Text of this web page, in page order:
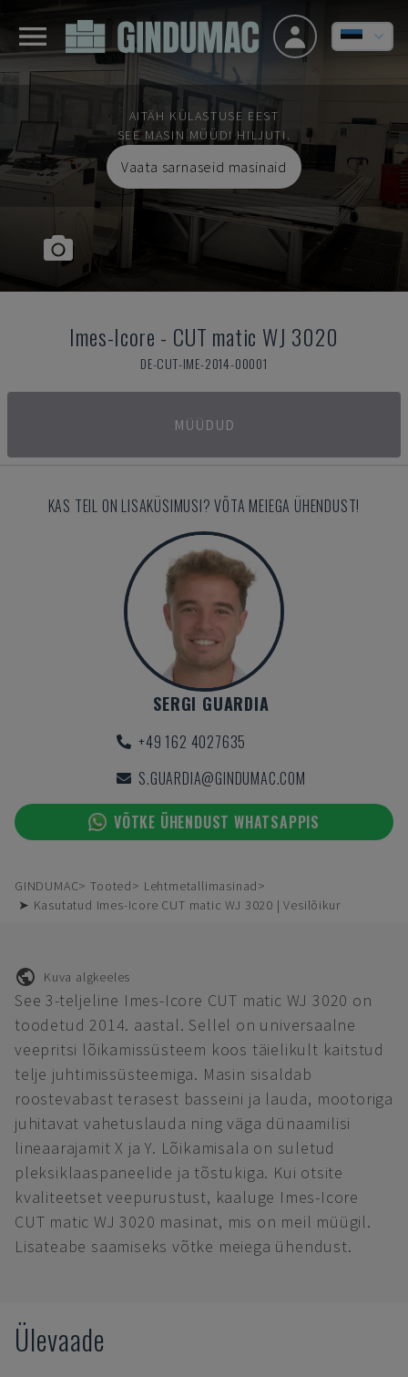
AITÄH KÜLASTUSE EEST
SEE MASIN MÜÜDI HILJUTI.
Vaata sarnaseid masinaid
Imes-Icore - CUT matic WJ 3020
DE-CUT-IME-2014-00001
MÜÜDUD
KAS TEIL ON LISAKÜSIMUSI? VÕTA MEIEGA ÜHENDUST!
SERGI GUARDIA
+49 162 4027635
S.GUARDIA@GINDUMAC.COM
VÕTKE ÜHENDUST WHATSAPPIS
GINDUMAC Tooted
Lehtmetallimasinad
➤ Kasutatud Imes-Icore CUT matic WJ 3020 | Vesilõikur
Kuva algkeeles
See 3-teljeline Imes-Icore CUT matic WJ 3020 on
toodetud 2014. aastal. Sellel on universaalne
veepritsi lõikamissüsteem koos täielikult kaitstud
telje juhtimissüsteemiga. Masin sisaldab
roostevabast terasest basseini ja lauda, mootoriga
juhitavat vahetuslauda ning väga dünaamilisi
lineaarajamit X ja Y. Lõikamisala on suletud
pleksiklaaspaneelide ja tõstukiga. Kui otsite
kvaliteetset veepurustust, kaaluge Imes-Icore
CUT matic WJ 3020 masinat, mis on meil müügil.
Lisateabe saamiseks võtke meiega ühendust.
Ülevaade